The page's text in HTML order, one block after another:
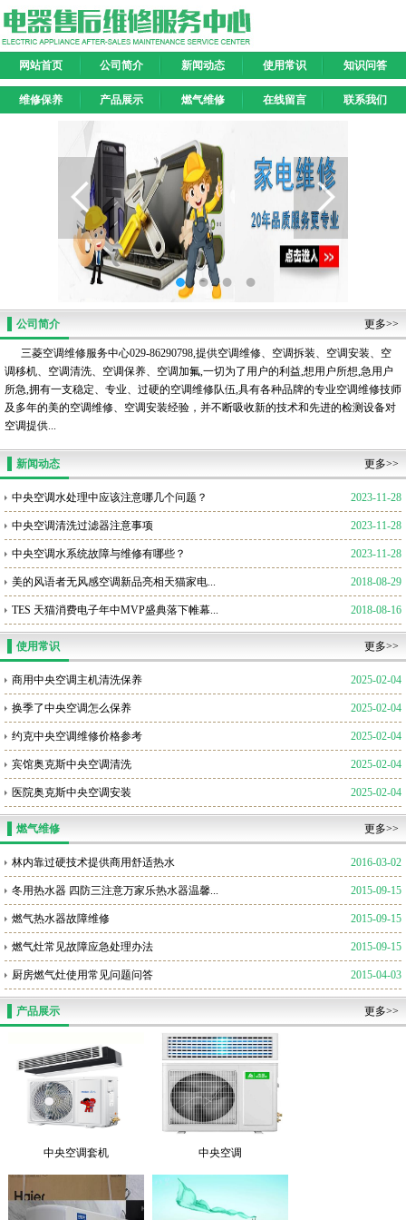
网站首页 公司简介 新闻动态 使用常识 知识问答
维修保养 产品展示 燃气维修 在线留言 联系我们
公司简介 更多>>
三菱空调维修服务中心029-86290798,提供空调维修、空调拆装、空调安装、空
调移机、空调清洗、空调保养、空调加氟,一切为了用户的利益,想用户所想,急用户
所急,拥有一支稳定、专业、过硬的空调维修队伍,具有各种品牌的专业空调维修技师
及多年的美的空调维修、空调安装经验，并不断吸收新的技术和先进的检测设备对
空调提供...
新闻动态 更多>>
2023-11-28
中央空调水处理中应该注意哪几个问题？
2023-11-28
中央空调清洗过滤器注意事项
2023-11-28
中央空调水系统故障与维修有哪些？
2018-08-29
美的风语者无风感空调新品亮相天猫家电...
2018-08-16
TES 天猫消费电子年中MVP盛典落下帷幕...
使用常识 更多>>
2025-02-04
商用中央空调主机清洗保养
2025-02-04
换季了中央空调怎么保养
2025-02-04
约克中央空调维修价格参考
2025-02-04
宾馆奥克斯中央空调清洗
2025-02-04
医院奥克斯中央空调安装
燃气维修 更多>>
2016-03-02
林内靠过硬技术提供商用舒适热水
2015-09-15
冬用热水器 四防三注意万家乐热水器温馨...
2015-09-15
燃气热水器故障维修
2015-09-15
燃气灶常见故障应急处理办法
2015-04-03
厨房燃气灶使用常见问题问答
产品展示 更多>>
中央空调套机 中央空调